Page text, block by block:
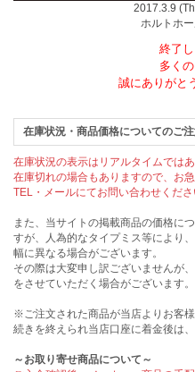
2017.3.9
ホルトホ
終了し
多くの
誠にありがと
在庫状況・商品価格についてのご
在庫状況の表示はリアルタイムではあ
在庫切れの場合もありますので、お
TEL・メールにてお問い合わせくださ
また、当サイトの掲載商品の価格に
すが、人為的なタイプミス等により
幅に異なる場合がございます。
その際は大変申し訳ございませんが
をさせていただく場合がございます
※ご注文された商品が当店よりお客
続きを終えられ当店口座に着金後は
～お取り寄せ商品について～